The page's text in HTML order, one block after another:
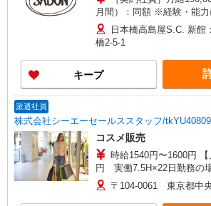
月間）：同額 ※経験・能力
日本橋高島屋S.C. 新
橋2-5-1
キープ
派遣社員
株式会社シーエーセールススタッフ/
コスメ販売
時給1540円〜1600円 【月給例】時給1,540
円 実働7.5H×22日勤務の
収例は一例です。ご経験に
〒104-0061 東京都中